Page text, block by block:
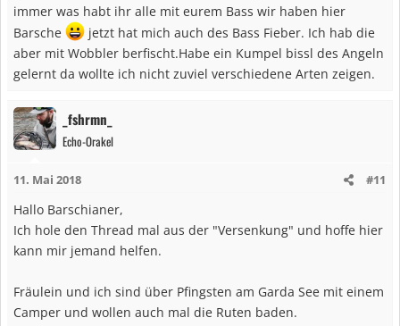
immer was habt ihr alle mit eurem Bass wir haben hier
Barsche
jetzt hat mich auch des Bass Fieber. Ich hab die
aber mit Wobbler berfischt.Habe ein Kumpel bissl des Angeln
gelernt da wollte ich nicht zuviel verschiedene Arten zeigen.
_fshrmn_
Echo-Orakel
11. Mai 2018 #11
Hallo Barschianer,
Ich hole den Thread mal aus der "Versenkung" und hoffe hier
kann mir jemand helfen.
Fräulein und ich sind über Pfingsten am Garda See mit einem
Camper und wollen auch mal die Ruten baden.